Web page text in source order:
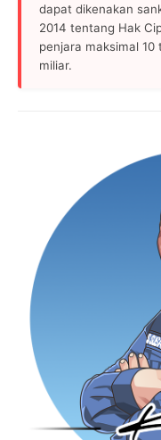
dapat dikenakan
2014 tentang Hak
penjara maksimal
miliar.